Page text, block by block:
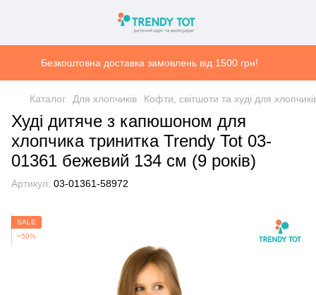
Безкоштовна доставка замовлень від 1500 грн!
Каталог Для хлопчиків Кофти, світшоти та худі для
Худі дитяче з капюшоном для
хлопчика тринитка Trendy Tot 03-
01361 бежевий 134 см (9 років)
Артикул: 03-01361-58972
SALE
−50%